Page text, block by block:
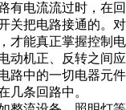
有电流流过时，在
关把电路接通的。
才能真正掌握控制
动机正、反转之间
路中的一切电器元
几条回路中。